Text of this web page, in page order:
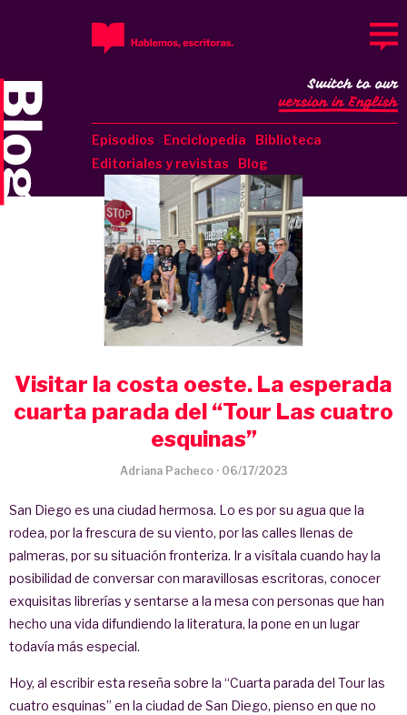
Episodios Enciclopedia
Biblioteca
Editoriales y revistas
Blog
Switch to our
version in English
Visitar la costa oeste. La esperada
cuarta parada del “Tour Las cuatro
esquinas”
Adriana Pacheco· 06/17/2023
San Diego es una ciudad hermosa. Lo es por su agua que la
rodea, por la frescura de su viento, por las calles llenas de
palmeras, por su situación fronteriza. Ir a visítala cuando hay la
posibilidad de conversar con maravillosas escritoras, conocer
exquisitas librerías y sentarse a la mesa con personas que han
hecho una vida difundiendo la literatura, la pone en un lugar
todavía más especial.
Hoy, al escribir esta reseña sobre la “Cuarta parada del Tour las
cuatro esquinas” en la ciudad de San Diego, pienso en que no